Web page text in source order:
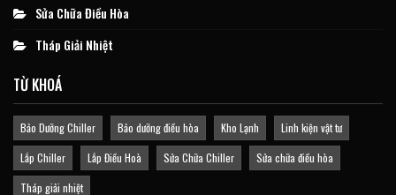
Sửa Chữa Điều Hòa
Tháp Giải Nhiệt
TỪ KHOÁ
Bảo Dưỡng Chiller Bảo dưỡng điều hòa Kho Lạnh
Linh kiện vật tư
Lắp Chiller
Lắp Điều Hoà Sửa Chữa Chiller
Sửa chữa điều hòa
Tháp giải nhiệt